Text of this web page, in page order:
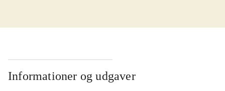
spileren videre. Historien er sat på et
vågner efter at have sovet i 100 år.
Hun vil prøve at finde sin familie og
får på vejen hjælp af en tryllealf og
Informationer og udgaver